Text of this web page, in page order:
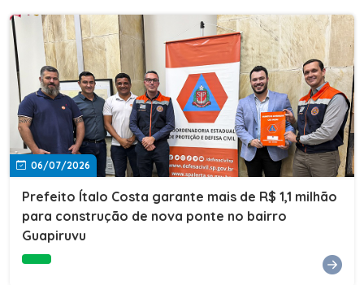
06/07/2026
Prefeito Ítalo Costa garante mais de R$ 1,1 milhão
para construção de nova ponte no bairro
Guapiruvu